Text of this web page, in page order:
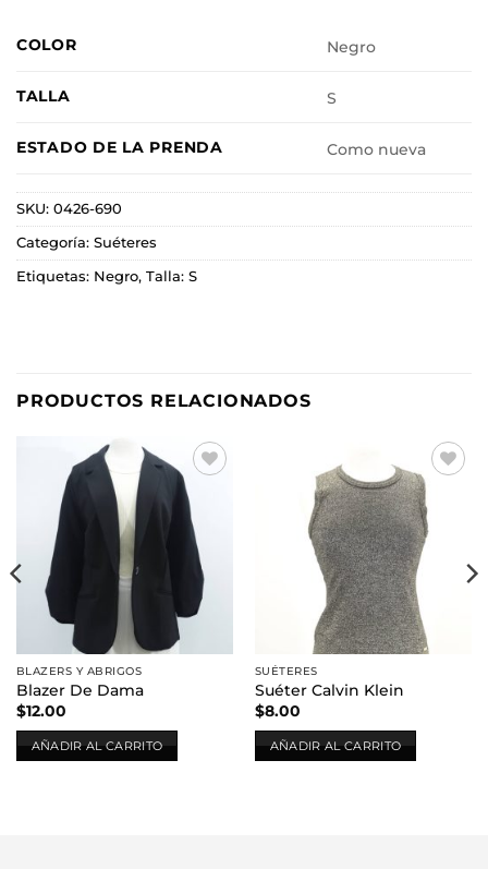
COLOR Negro
TALLA S
ESTADO DE LA PRENDA Como nueva
SKU: 0426-690
Categoría: Suéteres
Etiquetas: Negro, Talla: S
PRODUCTOS RELACIONADOS
Añadir
a la
lista de
deseos
BLAZERS Y ABRIGOS
Blazer De Dama
$12.00
AÑADIR AL CARRITO
Añadir
a la
lista de
deseos
SUÉTERES
Suéter Calvin Klein
$8.00
AÑADIR AL CARRITO